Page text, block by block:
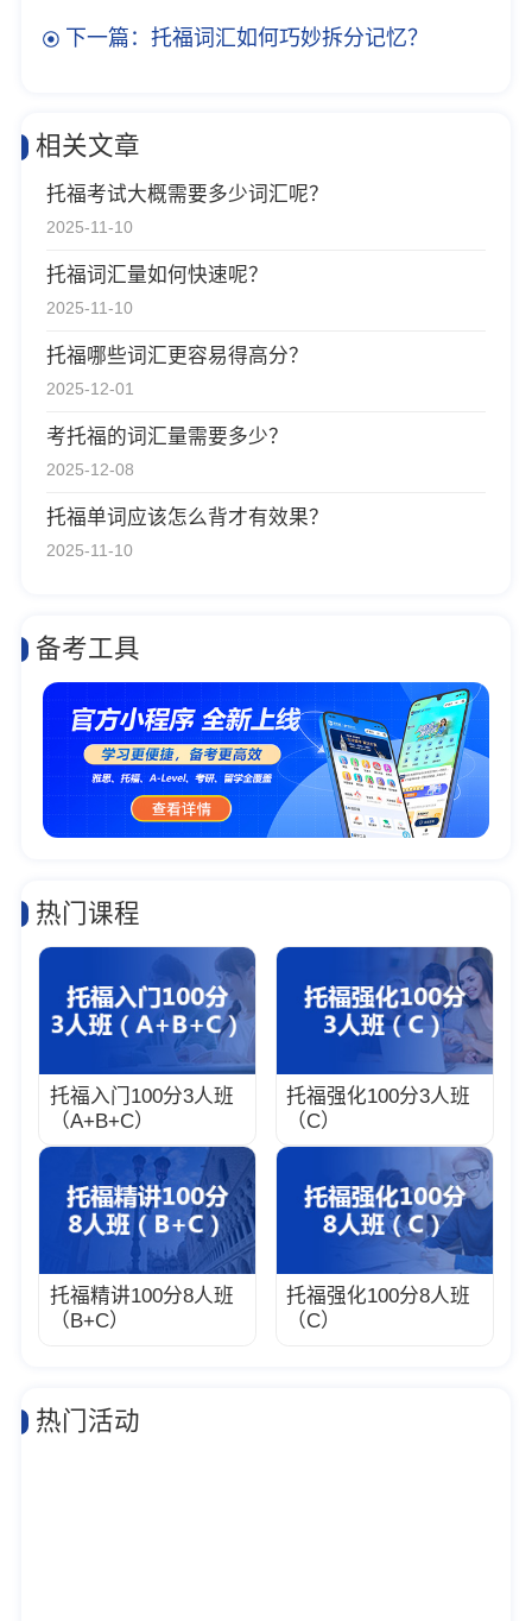
下一篇：托福词汇如何巧妙拆分记忆？
相关文章
托福考试大概需要多少词汇呢？
2025-11-10
托福词汇量如何快速呢？
2025-11-10
托福哪些词汇更容易得高分？
2025-12-01
考托福的词汇量需要多少？
2025-12-08
托福单词应该怎么背才有效果？
2025-11-10
备考工具
热门课程
托福入门100分3人班
（A+B+C）
托福强化100分3人班
（C）
托福精讲100分8人班
（B+C）
托福强化100分8人班
（C）
热门活动